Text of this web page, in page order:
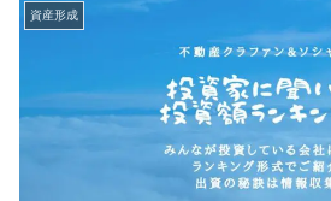
資産形成